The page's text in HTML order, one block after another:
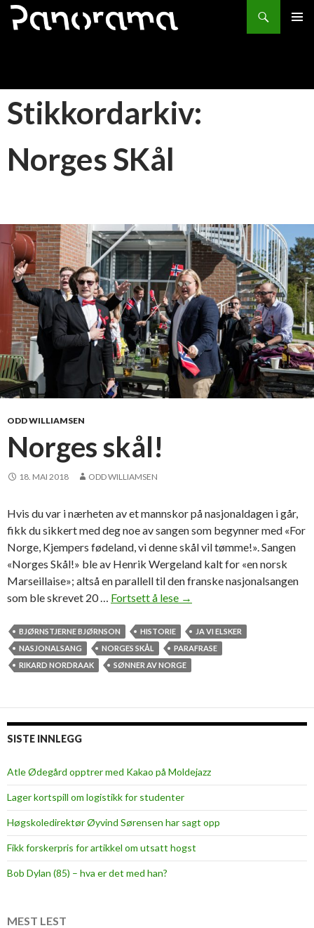
Søk
HOPP
Stikkordarkiv:
Norges SKål
ODD WILLIAMSEN
Norges skål!
18. MAI 2018 ODD WILLIAMSEN
Hvis du var i nærheten av et mannskor på nasjonaldagen i går,
fikk du sikkert med deg noe av sangen som begynner med «For
Norge, Kjempers fødeland, vi denne skål vil tømme!». Sangen
«Norges Skål!» ble av Henrik Wergeland kalt for «en norsk
Marseillaise»; altså en parallell til den franske nasjonalsangen
som ble skrevet 20 … Fortsett å lese N
g
e
!
→
BJØRNSTJERNE BJØRNSON HISTORIE
JA VI ELSKER
NASJONALSANG
NORGES SKÅL
PARAFRASE
RIKARD NORDRAAK
SØNNER AV NORGE
SISTE INNLEGG
Atle Ødegård opptrer med Kakao på Moldejazz
Lager kortspill om logistikk for studenter
Høgskoledirektør Øyvind Sørensen har sagt opp
Fikk forskerpris for artikkel om utsatt hogst
Bob Dylan (85) – hva er det med han?
MEST LEST